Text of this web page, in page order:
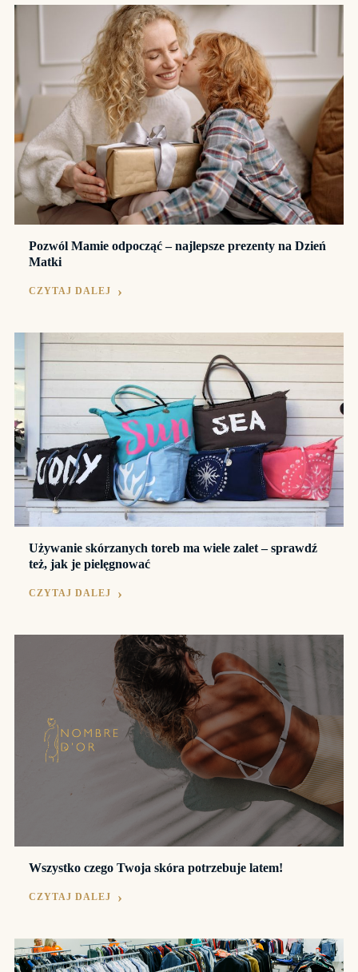
Pozwól Mamie odpocząć – najlepsze prezenty na Dzień
Matki
CZYTAJ DALEJ
Używanie skórzanych toreb ma wiele zalet – sprawdź
też, jak je pielęgnować
CZYTAJ DALEJ
Wszystko czego Twoja skóra potrzebuje latem!
CZYTAJ DALEJ